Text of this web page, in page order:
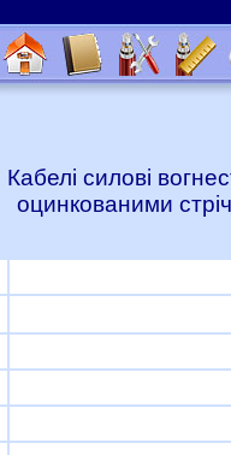
Кабелі силові
оцинкованими